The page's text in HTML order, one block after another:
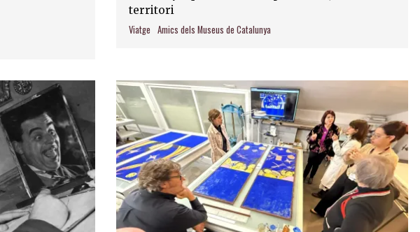
territori
Viatge Amics dels Museus de Catalunya